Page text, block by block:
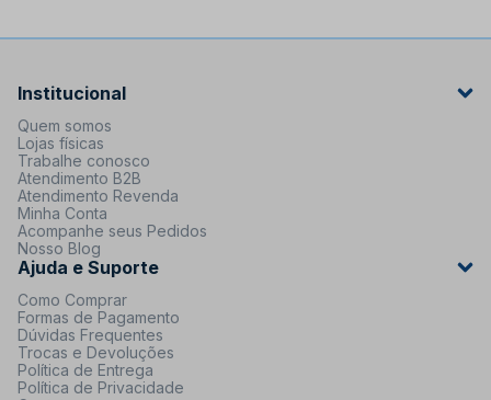
Institucional
Quem somos
Lojas físicas
Trabalhe conosco
Atendimento B2B
Atendimento Revenda
Minha Conta
Acompanhe seus Pedidos
Nosso Blog
Ajuda e Suporte
Como Comprar
Formas de Pagamento
Dúvidas Frequentes
Trocas e Devoluções
Política de Entrega
Política de Privacidade